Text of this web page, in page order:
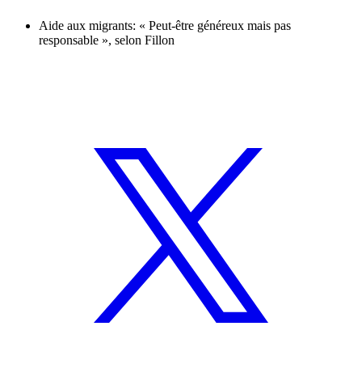
Aide aux migrants: « Peut-être généreux mais pas
responsable », selon Fillon